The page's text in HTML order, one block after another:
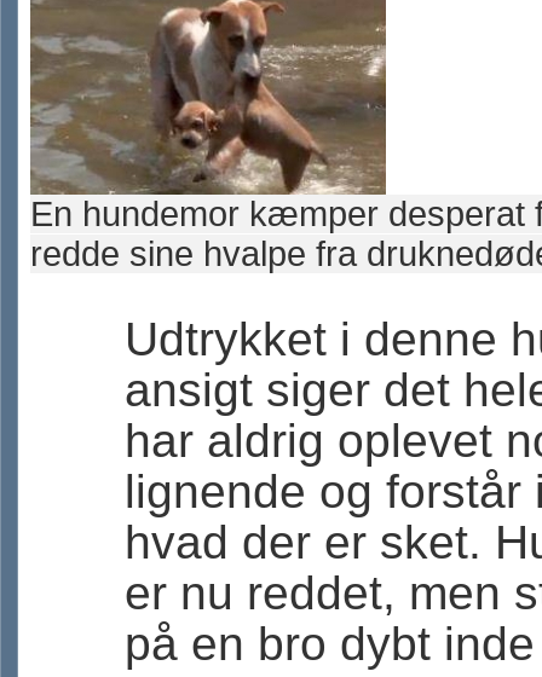
En hundemor kæmper desperat
redde sine hvalpe fra
Udtrykket i denne
ansigt siger det
har aldrig oplevet
lignende og forstår
hvad der er sket.
er nu reddet, men
på en bro dybt